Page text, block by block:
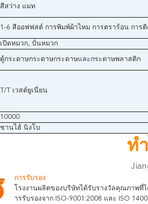
สีสว่าง แมท
1-6 สีออฟฟสต์ การพิมพ์ผ้าไหม การตราร้อน การ
เปิดหมวก, ปั่นหมวก
ตู้กระดาษกระดาษกระดาษและกระดาษพลาสติก
T/T เวสต์ยูเนี่ยน
10000
ชานไฮ้ นิงโบ
ทํ
การรับรอง
โรงงานผลิตของบริษัทได้รับรางวัลคุณภาพที่
ารรับรองจาก ISO-9001:2008 และ ISO 1400